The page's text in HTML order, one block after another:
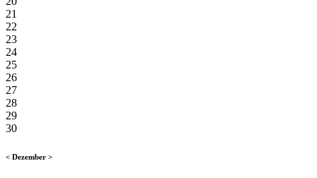
21
22
23
24
25
26
27
28
29
30
< Dezember >